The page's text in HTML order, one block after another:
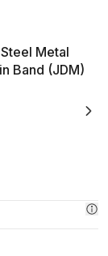
Metal
Band (JDM)